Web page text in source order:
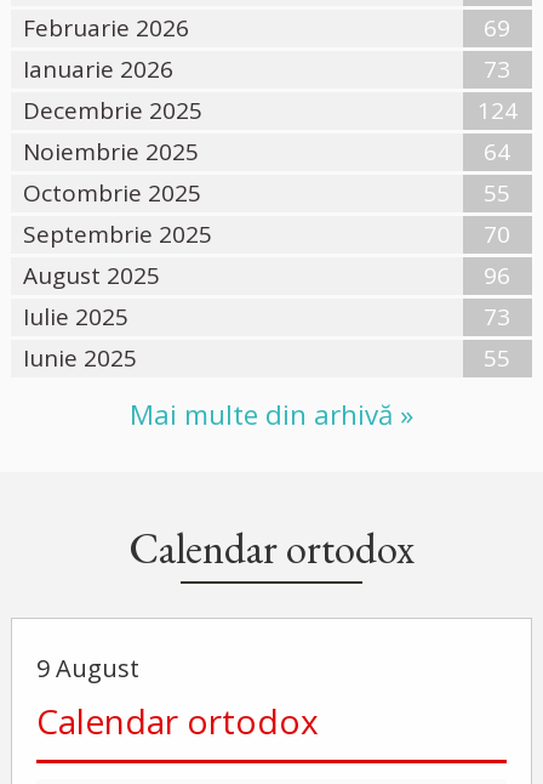
Februarie 2026
69
Ianuarie 2026
73
Decembrie 2025
124
Noiembrie 2025
64
Octombrie 2025
55
Septembrie 2025
70
August 2025
96
Iulie 2025
73
Iunie 2025
55
Mai multe din arhivă »
Calendar ortodox
9 August
Calendar ortodox